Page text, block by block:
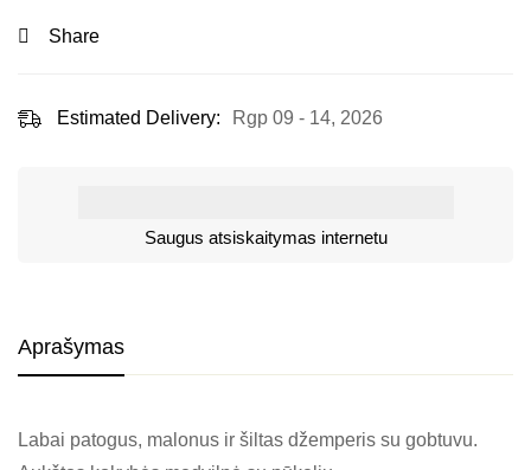
Share
Estimated Delivery: Rgp 09 - 14, 2026
Saugus atsiskaitymas internetu
Aprašymas
Labai patogus, malonus ir šiltas džemperis su gobtuvu.